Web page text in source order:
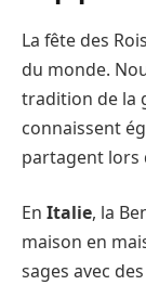
La fête des
du monde.
tradition de la
connaissent
partagent lors
En Italie, la
maison en
sages avec